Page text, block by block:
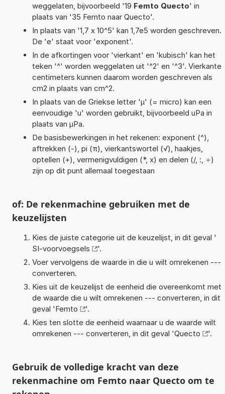
weggelaten, bijvoorbeeld '19 Femto Quecto' in
plaats van '35 Femto naar Quecto'.
In plaats van '1,7 x 10^5' kan 1,7e5 worden geschreven.
De 'e' staat voor 'exponent'.
In de afkortingen voor 'vierkant' en 'kubisch' kan het
teken '^' worden weggelaten uit '^2' en '^3'. Vierkante
centimeters kunnen daarom worden geschreven als
cm2 in plaats van cm^2.
In plaats van de Griekse letter 'µ' (= micro) kan een
eenvoudige 'u' worden gebruikt, bijvoorbeeld uPa in
plaats van µPa.
De basisbewerkingen in het rekenen: exponent (^),
aftrekken (-), pi (π), vierkantswortel (√), haakjes,
optellen (+), vermenigvuldigen (*, x) en delen (/, :, ÷)
zijn op dit punt allemaal toegestaan
of: De rekenmachine gebruiken met de
keuzelijsten
Kies de juiste categorie uit de keuzelijst, in dit geval '
SI-voorvoegsels
'.
Voer vervolgens de waarde in die u wilt omrekenen ---
converteren.
Kies uit de keuzelijst de eenheid die overeenkomt met
de waarde die u wilt omrekenen --- converteren, in dit
geval 'Femto
'.
Kies ten slotte de eenheid waarnaar u de waarde wilt
omrekenen --- converteren, in dit geval 'Quecto '.
Gebruik de volledige kracht van deze
rekenmachine om Femto naar Quecto om te